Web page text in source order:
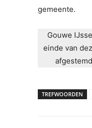
gemeente.
Gouwe
einde van
TREFWOORDEN